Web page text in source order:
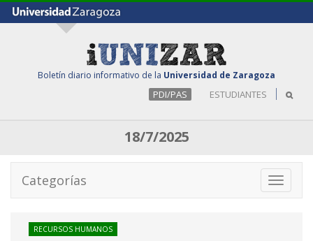
Boletín diario informativo de la Universidad de Zaragoza
PDI/PAS ESTUDIANTES
18/7/2025
Toggle
Categorías
RECURSOS HUMANOS